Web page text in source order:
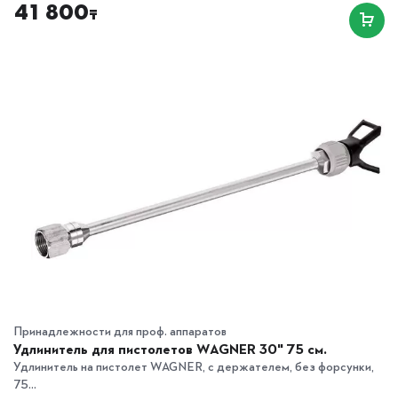
41 800₸
Принадлежности для проф. аппаратов
Удлинитель для пистолетов WAGNER 30" 75 см.
Удлинитель на пистолет WAGNER, с держателем, без форсунки,
75...